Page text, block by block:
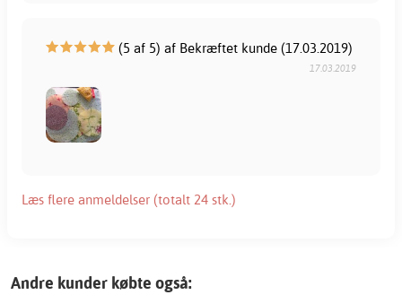
(5 af 5) af Bekræftet kunde (17.03.2019)
17.03.2019
Læs flere anmeldelser (totalt 24 stk.)
Andre kunder købte også: